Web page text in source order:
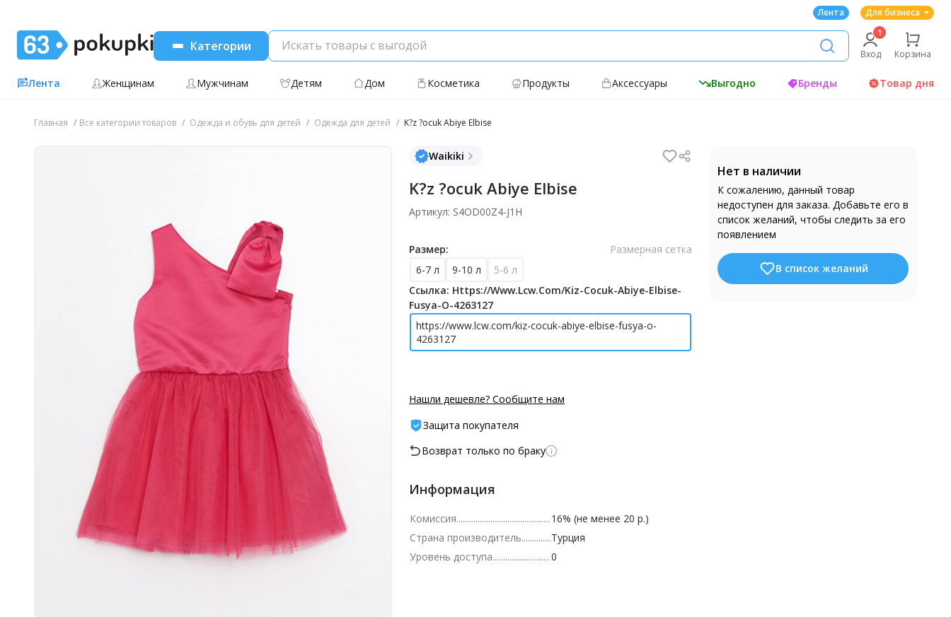
Лента Для бизнеса
Категории
Вход Корзина
Лента Женщинам Мужчинам Детям Дом Косметика Продукты Аксессуары Выгодно Бренды Товар дня
Главная Все категории товаров Одежда и обувь для детей Одежда для детей K?z ?ocuk Abiye Elbise
Waikiki
K?z ?ocuk Abiye Elbise
Артикул: S4OD00Z4-J1H
Размер:
Размерная сетка
6-7 л
9-10 л
5-6 л
Ссылка: Https://www.lcw.com/kiz-Cocuk-Abiye-Elbise-
Fusya-O-4263127
https://www.lcw.com/kiz-cocuk-abiye-elbise-fusya-o-
4263127
Нет в наличии
К сожалению, данный товар
недоступен для заказа. Добавьте его в
список желаний, чтобы следить за его
появлением
В список желаний
Нашли дешевле? Сообщите нам
Защита покупателя
Возврат только по браку
Информация
Комиссия
16% (не менее 20 р.)
Страна производитель
Турция
Уровень доступа
0